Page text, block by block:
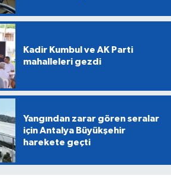
Kadir Kumbul ve AK Parti
mahalleleri gezdi
Yangından zarar gören seralar
için Antalya Büyükşehir
harekete geçti